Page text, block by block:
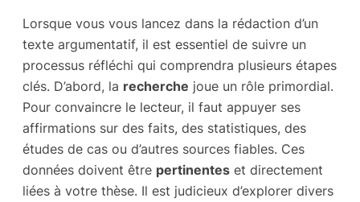
Lorsque vous vous lancez dans la rédaction d’un
texte argumentatif, il est essentiel de suivre un
processus réfléchi qui comprendra plusieurs étapes
clés. D’abord, la recherche joue un rôle primordial.
Pour convaincre le lecteur, il faut appuyer ses
affirmations sur des faits, des statistiques, des
études de cas ou d’autres sources fiables. Ces
données doivent être pertinentes et directement
liées à votre thèse. Il est judicieux d’explorer divers